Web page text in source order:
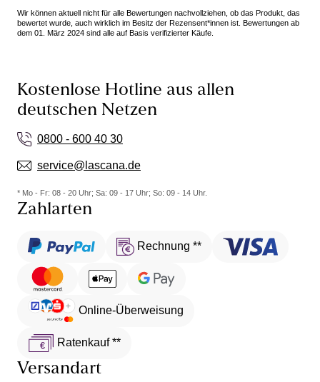
Wir können aktuell nicht für alle Bewertungen nachvollziehen, ob das Produkt, das
bewertet wurde, auch wirklich im Besitz der Rezensent*innen ist. Bewertungen ab
dem 01. März 2024 sind alle auf Basis verifizierter Käufe.
Kostenlose Hotline aus allen
deutschen Netzen
0800 - 600 40 30
service@lascana.de
* Mo - Fr: 08 - 20 Uhr; Sa: 09 - 17 Uhr; So: 09 - 14 Uhr.
Zahlarten
Rechnung **
Online-Überweisung
Ratenkauf **
Versandart